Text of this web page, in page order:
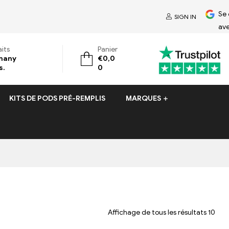
SIGN IN
Se
Panier
€0,0
0
KITS DE PODS PRÉ-REMPLIS MARQUES
Affichage de tous les résultats 10